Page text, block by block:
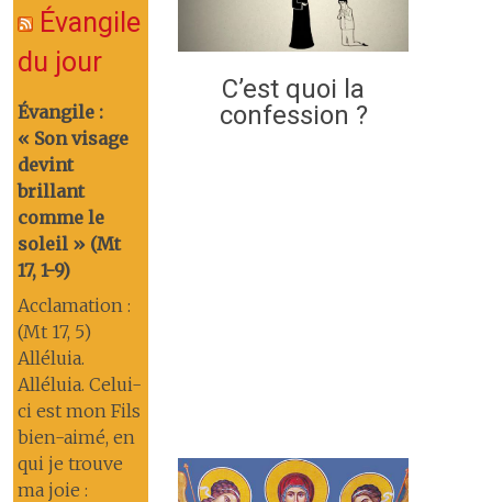
Évangile
du jour
Évangile :
« Son visage
devint
brillant
comme le
soleil » (Mt
17, 1-9)
Acclamation :
(Mt 17, 5)
Alléluia.
Alléluia. Celui-
ci est mon Fils
bien-aimé, en
qui je trouve
ma joie :
C’est quoi la
confession ?